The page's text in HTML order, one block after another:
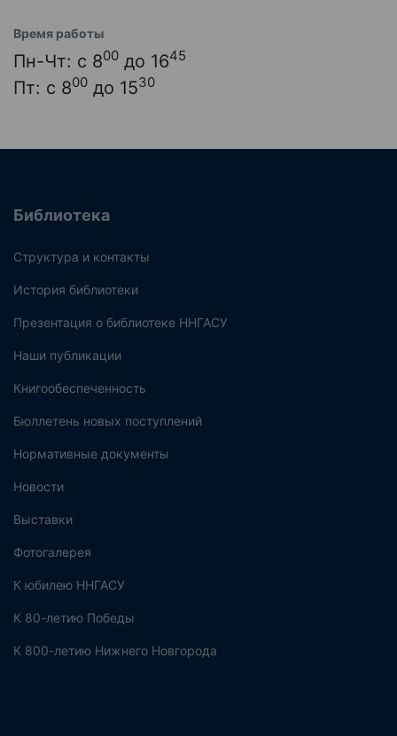
Время работы
Пн-Чт: с 800 до 1645
Пт: с 800 до 1530
Библиотека
Структура и контакты
История библиотеки
Презентация о библиотеке ННГАСУ
Наши публикации
Книгообеспеченность
Бюллетень новых поступлений
Нормативные документы
Новости
Выставки
Фотогалерея
К юбилею ННГАСУ
К 80-летию Победы
К 800-летию Нижнего Новгорода